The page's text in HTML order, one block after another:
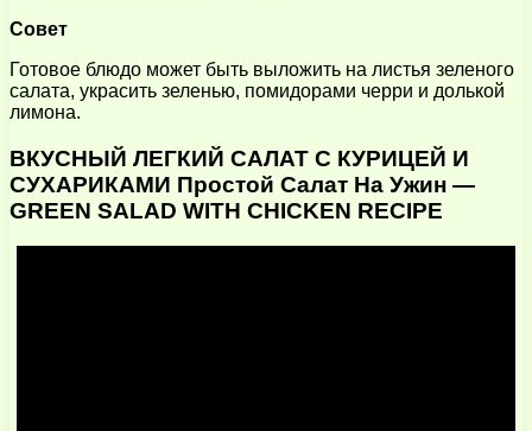
Совет
Готовое блюдо может быть выложить на листья зеленого
салата, украсить зеленью, помидорами черри и долькой
лимона.
ВКУСНЫЙ ЛЕГКИЙ САЛАТ С КУРИЦЕЙ И
СУХАРИКАМИ Простой Салат На Ужин —
GREEN SALAD WITH CHICKEN RECIPE